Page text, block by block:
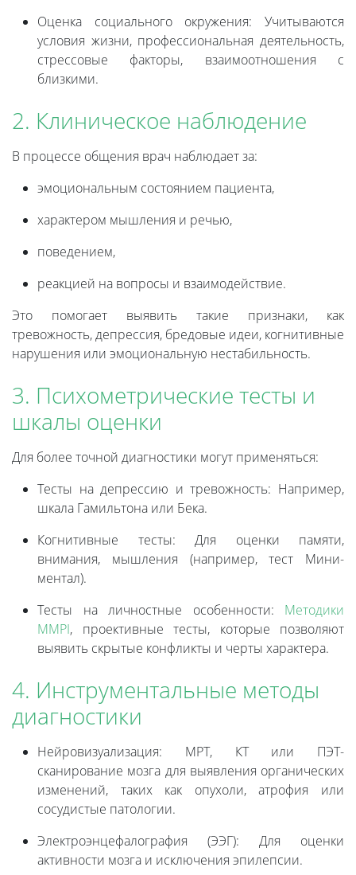
Оценка социального окружения: Учитываются
условия жизни, профессиональная деятельность,
стрессовые факторы, взаимоотношения с
близкими.
2. Клиническое наблюдение
В процессе общения врач наблюдает за:
эмоциональным состоянием пациента,
характером мышления и речью,
поведением,
реакцией на вопросы и взаимодействие.
Это помогает выявить такие признаки, как
тревожность, депрессия, бредовые идеи, когнитивные
нарушения или эмоциональную нестабильность.
3. Психометрические тесты и
шкалы оценки
Для более точной диагностики могут применяться:
Тесты на депрессию и тревожность: Например,
шкала Гамильтона или Бека.
Когнитивные тесты: Для оценки памяти,
внимания, мышления (например, тест Мини-
ментал).
Тесты на личностные особенности: Методики
MMPI, проективные тесты, которые позволяют
выявить скрытые конфликты и черты характера.
4. Инструментальные методы
диагностики
Нейровизуализация: МРТ, КТ или ПЭТ-
сканирование мозга для выявления органических
изменений, таких как опухоли, атрофия или
сосудистые патологии.
Электроэнцефалография (ЭЭГ): Для оценки
активности мозга и исключения эпилепсии.